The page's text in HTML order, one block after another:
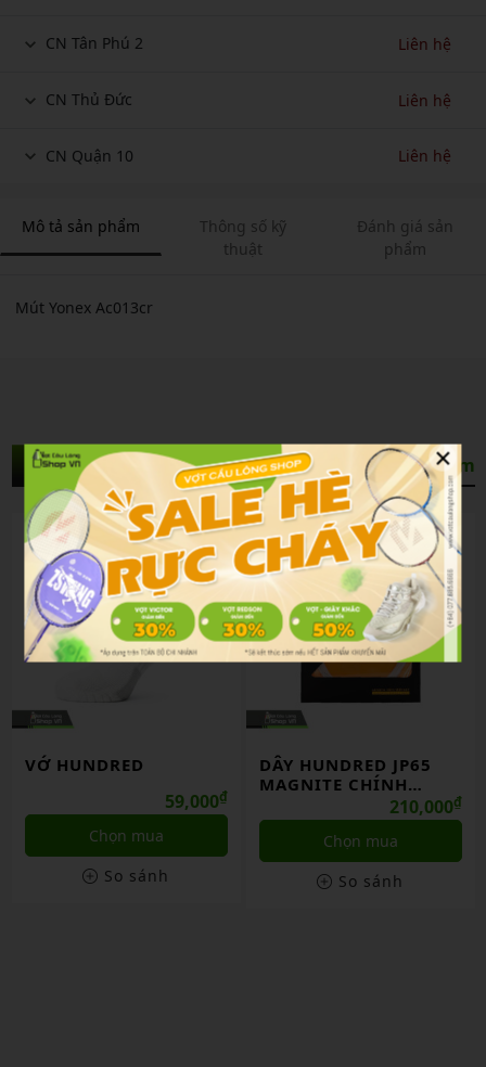
CN Tân Phú 2 Liên hệ
CN Thủ Đức Liên hệ
CN Quận 10 Liên hệ
Mô tả sản phẩm
Thông số kỹ
thuật
Đánh giá sản
phẩm
Mút Yonex Ac013cr
Sản Phẩm Liên Quan Xem thêm
VỚ HUNDRED
59,000₫
Chọn mua
So sánh
DÂY HUNDRED JP65
MAGNITE CHÍNH
210,000₫
Chọn mua
So sánh
×